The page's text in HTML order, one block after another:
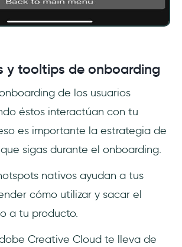
y tooltips de onboarding
de los usuarios
éstos interactúan con tu
es importante la estrategia de
sigas durante el onboarding.
nativos ayudan a tus
cómo utilizar y sacar el
a tu producto.
Creative Cloud te lleva de